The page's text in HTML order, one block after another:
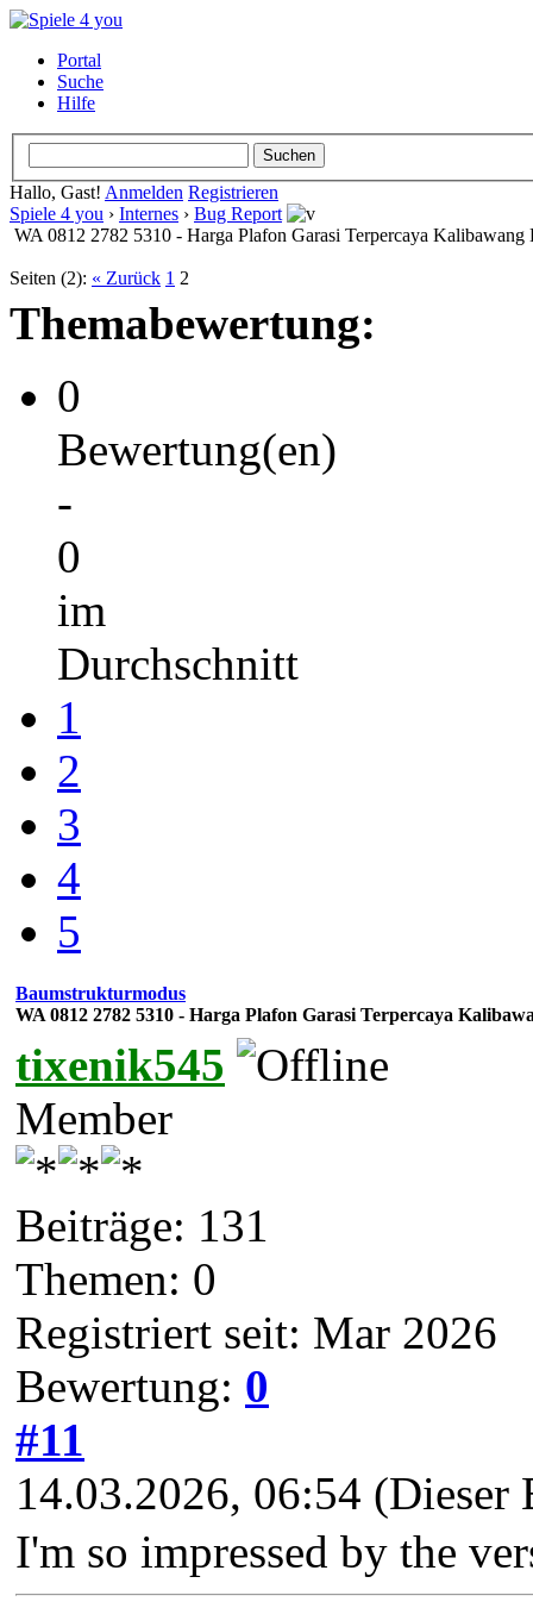
Portal
Suche
Hilfe
Hallo, Gast! Anmelden Registrieren
Spiele 4 you › Internes › Bug Report
WA 0812 2782 5310 - Harga Plafon Garasi Terpercaya Kalibawang
Seiten (2): « Zurück 1 2
Themabewertung:
0
Bewertung(en)
-
0
im
Durchschnitt
1
2
3
4
5
Baumstrukturmodus
WA 0812 2782 5310 - Harga Plafon Garasi Terpercaya
tixenik545
Member
Beiträge: 131
Themen: 0
Registriert seit: Mar 2026
Bewertung: 0
#11
14.03.2026, 06:54 (Dieser
I'm so impressed by the